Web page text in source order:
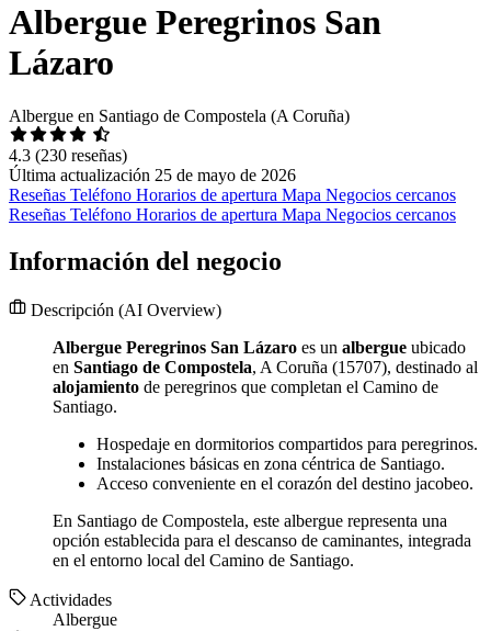
Albergue Peregrinos San
Lázaro
Albergue en Santiago de Compostela (A Coruña)
4.3 (230 reseñas)
Última actualización 25 de mayo de 2026
Reseñas Teléfono Horarios de apertura Mapa Negocios cercanos
Reseñas Teléfono Horarios de apertura Mapa Negocios cercanos
Información del negocio
Descripción (AI Overview)
Albergue Peregrinos San Lázaro es un albergue ubicado
en Santiago de Compostela, A Coruña (15707), destinado al
alojamiento de peregrinos que completan el Camino de
Santiago.
Hospedaje en dormitorios compartidos para peregrinos.
Instalaciones básicas en zona céntrica de Santiago.
Acceso conveniente en el corazón del destino jacobeo.
En Santiago de Compostela, este albergue representa una
opción establecida para el descanso de caminantes, integrada
en el entorno local del Camino de Santiago.
Actividades
Albergue